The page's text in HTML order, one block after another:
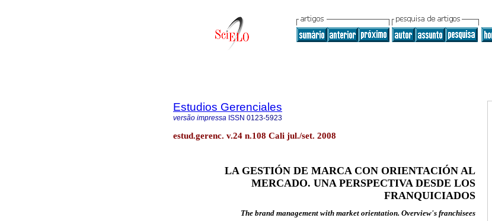
Estudios Gerenciales
versão impressa ISSN 0123-5923
estud.gerenc. v.24 n.108 Cali jul./set. 2008
LA GESTIÓN DE MARCA CON ORIENTACIÓN AL
MERCADO. UNA PERSPECTIVA DESDE LOS
FRANQUICIADOS
The brand management with market orientation. Overview's franchisees